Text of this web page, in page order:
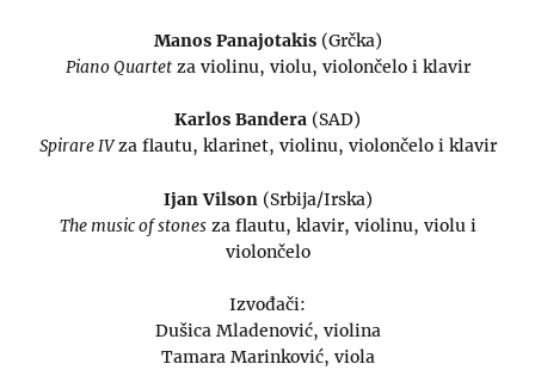
Manos Panajotakis(Grčka)
Piano Quartetza violinu, violu, violončelo i klavir
Karlos Bandera (SAD)
Spirare IVza flautu, klarinet, violinu, violončelo i klavir
Ijan Vilson (Srbija/Irska)
The music of stonesza flautu, klavir, violinu, violu i
violončelo
Izvođači:
Dušica Mladenović, violina
Tamara Marinković, viola